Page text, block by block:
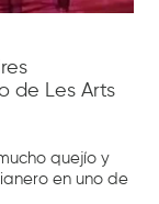
de Les Arts
quejío y
en uno de